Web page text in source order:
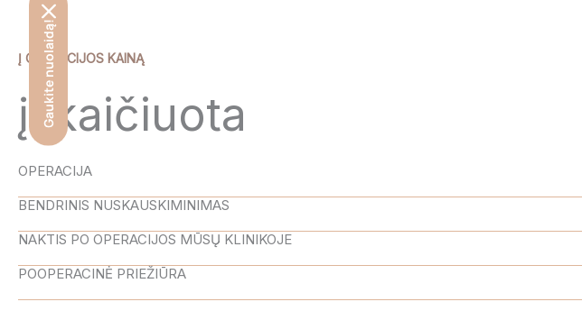
Į OPERACIJOS KAINĄ
įskaičiuota
OPERACIJA
BENDRINIS NUSKAUSKIMINIMAS
NAKTIS PO OPERACIJOS MŪSŲ KLINIKOJE
POOPERACINĖ PRIEŽIŪRA
Gaukite nuolaidą!